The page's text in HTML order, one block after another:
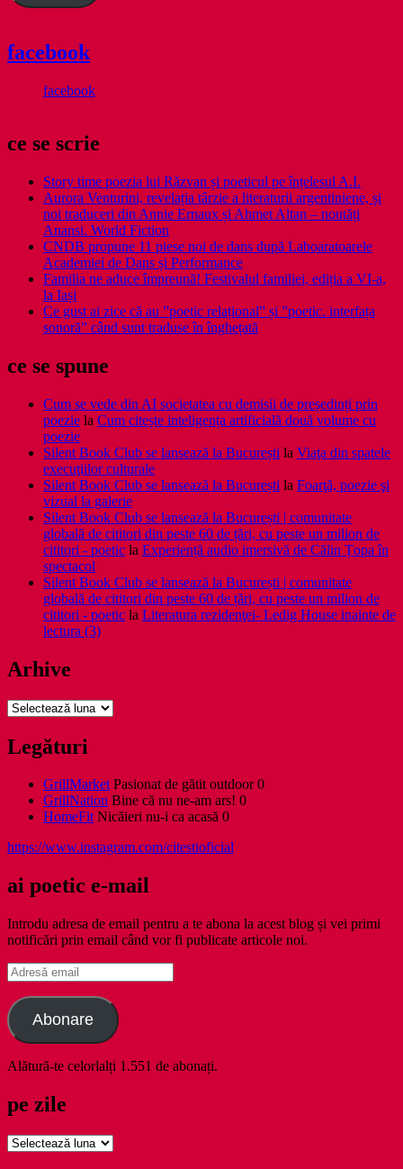
facebook
facebook
ce se scrie
Story time poezia lui Răzvan și poeticul pe înțelesul A.I.
Aurora Venturini, revelația târzie a literaturii argentiniene, și
noi traduceri din Annie Ernaux și Ahmet Altan – noutăți
Anansi. World Fiction
CNDB propune 11 piese noi de dans după Laboaratoarele
Academiei de Dans și Performance
Familia ne aduce împreună! Festivalul familiei, ediția a VI-a,
la Iași
Ce gust ai zice că au ”poetic relațional” și ”poetic. interfața
sonoră” când sunt traduse în înghețată
ce se spune
Cum se vede din AI societatea cu demisii de președinți prin
poezie la Cum citește inteligența artificială două volume cu
poezie
Silent Book Club se lansează la București la Viaţa din spatele
execuţiilor culturale
Silent Book Club se lansează la București la Foarţă, poezie şi
vizual la galerie
Silent Book Club se lansează la București | comunitate
globală de cititori din peste 60 de țări, cu peste un milion de
cititori - poetic la Experiență audio imersivă de Călin Țopa în
spectacol
Silent Book Club se lansează la București | comunitate
globală de cititori din peste 60 de țări, cu peste un milion de
cititori - poetic la Literatura rezidenţei- Ledig House inainte de
lectura (3)
Arhive
Arhive
Legături
GrillMarketPasionat de gătit outdoor 0
GrillNation Bine că nu ne-am ars! 0
HomeFitNicăieri nu-i ca acasă 0
https://www.instagram.com/citestioficial
ai poetic e-mail
Introdu adresa de email pentru a te abona la acest blog și vei primi
notificări prin email când vor fi publicate articole noi.
Adresă
email
Abonare
Alătură-te celorlalți 1.551 de abonați.
pe zile
pe